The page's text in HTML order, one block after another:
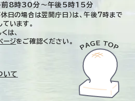
前8時30分～午後5時15分
日の場合は翌開庁日）は、午後7時まで
います。
は、
ージをご確認ください。
いて